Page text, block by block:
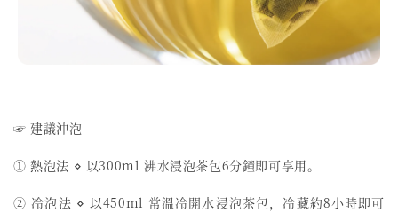
☞ 建議沖泡
① 熱泡法 ⋄ 以300ml 沸水浸泡茶包6分鐘即可享用。
② 冷泡法 ⋄ 以450ml 常溫冷開水浸泡茶包，冷藏約8小時即可